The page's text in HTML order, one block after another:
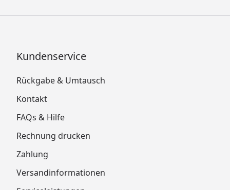
Kundenservice
Rückgabe & Umtausch
Kontakt
FAQs & Hilfe
Rechnung drucken
Zahlung
Versandinformationen